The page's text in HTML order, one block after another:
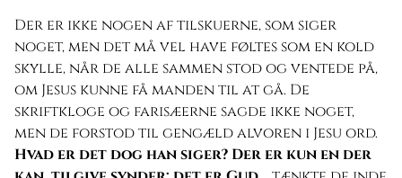
Der er ikke nogen af tilskuerne, som siger
noget, men det må vel have føltes som en kold
skylle, når de alle sammen stod og ventede på,
om Jesus kunne få manden til at gå. De
skriftkloge og farisæerne sagde ikke noget,
men de forstod til gengæld alvoren i Jesu ord.
Hvad er det dog han siger? Der er kun en der